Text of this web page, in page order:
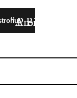
“A Big Bold
Premierë